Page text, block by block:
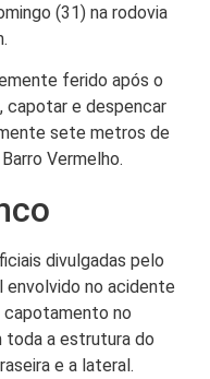
(31) na rodovia
ferido após o
capotar e despencar
sete metros de
Vermelho.
divulgadas pelo
envolvido no acidente
capotamento no
toda a estrutura do
e a lateral.